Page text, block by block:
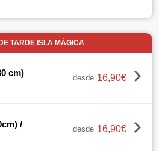
TARDE ISLA MÁGICA
cm)
desde 16,90€
/
desde 16,90€